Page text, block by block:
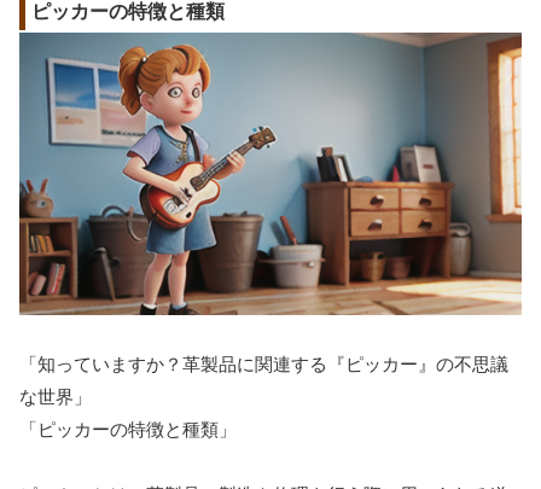
ピッカーの特徴と種類
「知っていますか？革製品に関連する『ピッカー』の不思議
な世界」
「ピッカーの特徴と種類」